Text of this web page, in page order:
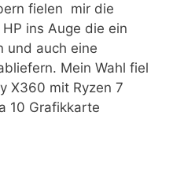
fielen mir die
ins Auge die ein
und auch eine
Mein Wahl fiel
X360 mit Ryzen 7
10 Grafikkarte